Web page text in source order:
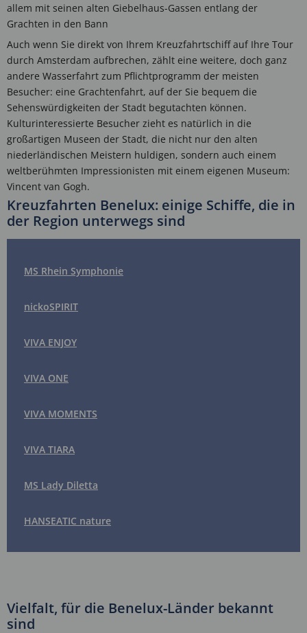
allem mit seinen alten Giebelhaus-Gassen entlang der
Grachten in den Bann
Auch wenn Sie direkt von Ihrem Kreuzfahrtschiff auf Ihre Tour
durch Amsterdam aufbrechen, zählt eine weitere, doch ganz
andere Wasserfahrt zum Pflichtprogramm der meisten
Besucher: eine Grachtenfahrt, auf der Sie bequem die
Sehenswürdigkeiten der Stadt begutachten können.
Kulturinteressierte Besucher zieht es natürlich in die
großartigen Museen der Stadt, die nicht nur den alten
niederländischen Meistern huldigen, sondern auch einem
weltberühmten Impressionisten mit einem eigenen Museum:
Vincent van Gogh.
Kreuzfahrten Benelux: einige Schiffe, die in
der Region unterwegs sind
MS Rhein Symphonie
nickoSPIRIT
VIVA ENJOY
VIVA ONE
VIVA MOMENTS
VIVA TIARA
MS Lady Diletta
HANSEATIC nature
Vielfalt, für die Benelux-Länder bekannt
sind